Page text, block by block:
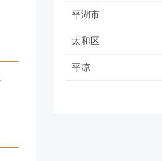
平湖市
太和区
平凉